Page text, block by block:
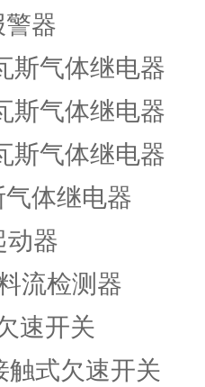
警器
斯气体继电器
斯气体继电器
斯气体继电器
体继电器
动器
流检测器
速开关
触式欠速开关